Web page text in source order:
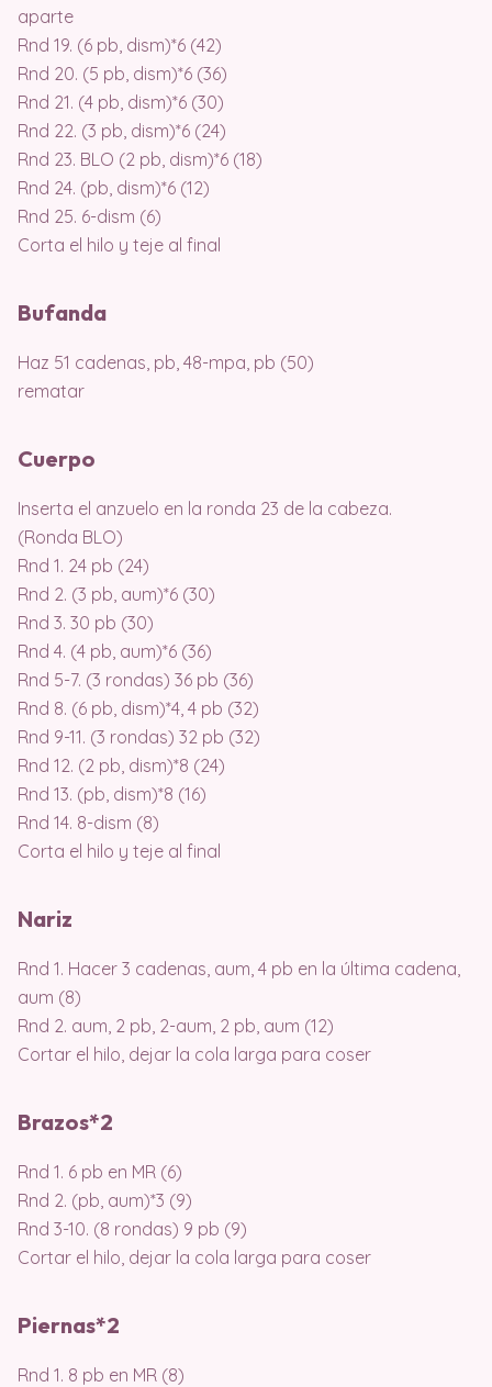
aparte
Rnd 19. (6 pb, dism)*6 (42)
Rnd 20. (5 pb, dism)*6 (36)
Rnd 21. (4 pb, dism)*6 (30)
Rnd 22. (3 pb, dism)*6 (24)
Rnd 23. BLO (2 pb, dism)*6 (18)
Rnd 24. (pb, dism)*6 (12)
Rnd 25. 6-dism (6)
Corta el hilo y teje al final
Bufanda
Haz 51 cadenas, pb, 48-mpa, pb (50)
rematar
Cuerpo
Inserta el anzuelo en la ronda 23 de la cabeza.
(Ronda BLO)
Rnd 1. 24 pb (24)
Rnd 2. (3 pb, aum)*6 (30)
Rnd 3. 30 pb (30)
Rnd 4. (4 pb, aum)*6 (36)
Rnd 5-7. (3 rondas) 36 pb (36)
Rnd 8. (6 pb, dism)*4, 4 pb (32)
Rnd 9-11. (3 rondas) 32 pb (32)
Rnd 12. (2 pb, dism)*8 (24)
Rnd 13. (pb, dism)*8 (16)
Rnd 14. 8-dism (8)
Corta el hilo y teje al final
Nariz
Rnd 1. Hacer 3 cadenas, aum, 4 pb en la última cadena,
aum (8)
Rnd 2. aum, 2 pb, 2-aum, 2 pb, aum (12)
Cortar el hilo, dejar la cola larga para coser
Brazos*2
Rnd 1. 6 pb en MR (6)
Rnd 2. (pb, aum)*3 (9)
Rnd 3-10. (8 rondas) 9 pb (9)
Cortar el hilo, dejar la cola larga para coser
Piernas*2
Rnd 1. 8 pb en MR (8)